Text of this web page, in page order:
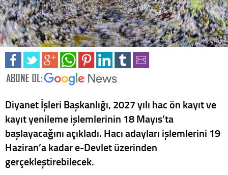
Diyanet İşleri Başkanlığı, 2027 yılı hac ön kayıt ve
kayıt yenileme işlemlerinin 18 Mayıs’ta
başlayacağını açıkladı. Hacı adayları işlemlerini 19
Haziran’a kadar e-Devlet üzerinden
gerçekleştirebilecek.